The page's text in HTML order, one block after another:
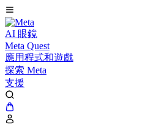
AI 眼鏡
Meta Quest
應用程式和遊戲
探索 Meta
支援